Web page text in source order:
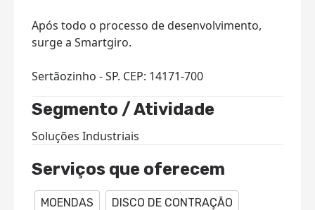
Após todo o processo de desenvolvimento,
surge a Smartgiro.
Sertãozinho - SP. CEP: 14171-700
Segmento / Atividade
Soluções Industriais
Serviços que oferecem
MOENDAS DISCO DE CONTRAÇÃO